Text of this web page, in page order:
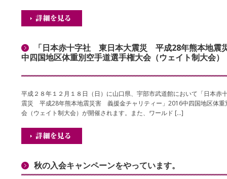
「日本赤十字社 東日本大震災 平成28年熊本地震
中四国地区体重別空手道選手権大会（ウェイト制大会）
平成２８年１２月１８日（日）に山口県、宇部市武道館において「日本
震災 平成28年熊本地震災害 義援金チャリティー」2016中四国地区体重
会（ウェイト制大会）が開催されます。また、ワールド […]
秋の入会キャンペーンをやっています。